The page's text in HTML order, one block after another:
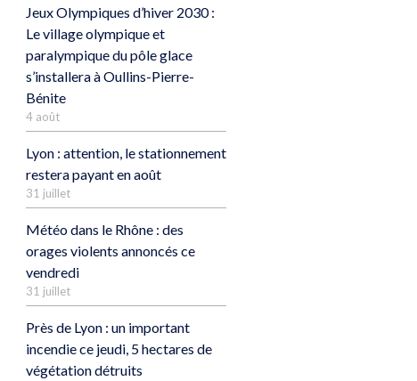
Jeux Olympiques d’hiver 2030 :
Le village olympique et
paralympique du pôle glace
s’installera à Oullins-Pierre-
Bénite
4 août
Lyon : attention, le stationnement
restera payant en août
31 juillet
Météo dans le Rhône : des
orages violents annoncés ce
vendredi
31 juillet
Près de Lyon : un important
incendie ce jeudi, 5 hectares de
végétation détruits